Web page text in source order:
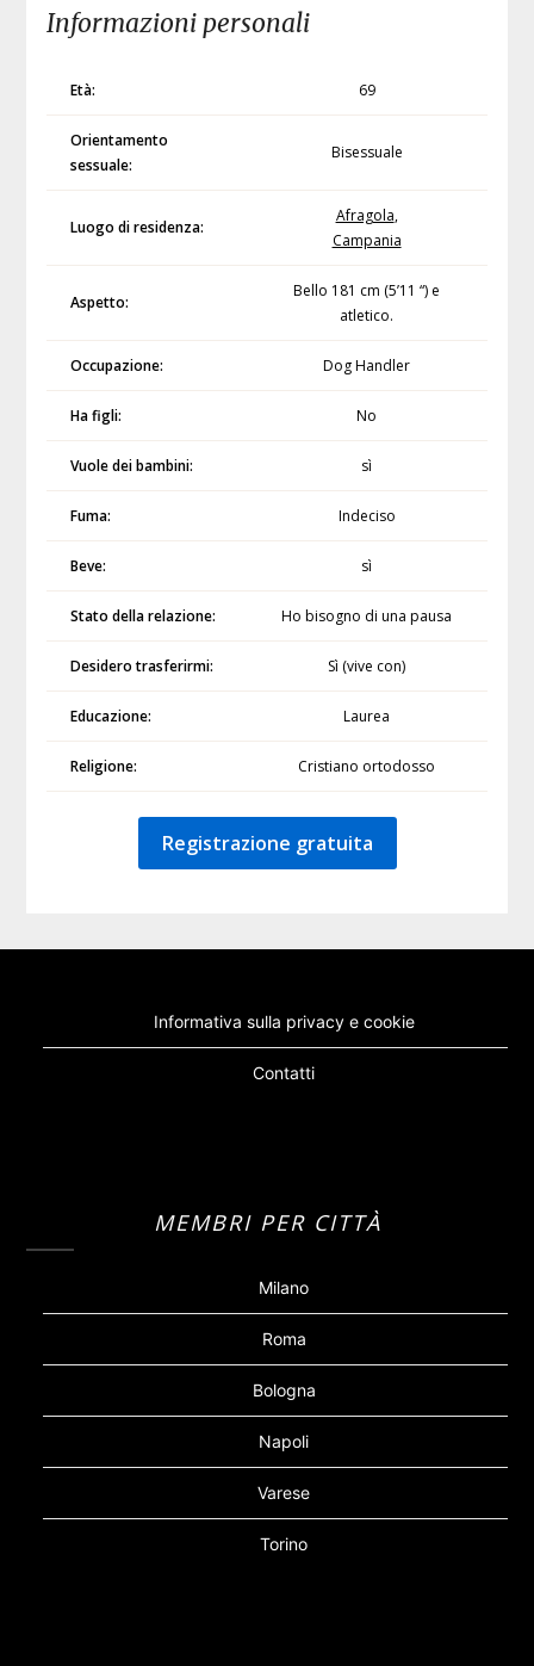
Informazioni personali
Età: 69
Orientamento
sessuale:
Bisessuale
Luogo di residenza:
Afragola,
Campania
Aspetto:
Bello 181 cm (5’11 “) e
atletico.
Occupazione: Dog Handler
Ha figli: No
Vuole dei bambini: sì
Fuma: Indeciso
Beve: sì
Stato della relazione: Ho bisogno di una pausa
Desidero trasferirmi: Sì (vive con)
Educazione: Laurea
Religione: Cristiano ortodosso
Registrazione gratuita
Informativa sulla privacy e cookie
Contatti
MEMBRI PER CITTÀ
Milano
Roma
Bologna
Napoli
Varese
Torino